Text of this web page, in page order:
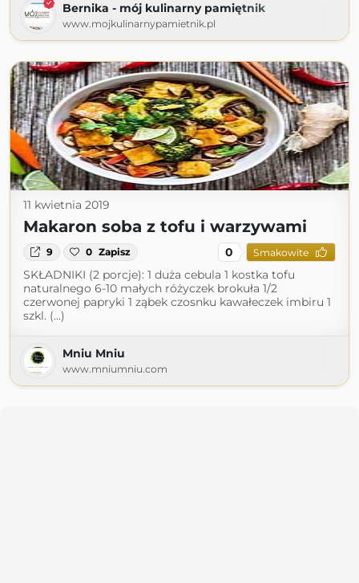
Bernika - mój kulinarny pamiętnik
www.mojkulinarnypamietnik.pl
11 kwietnia 2019
Makaron soba z tofu i warzywami
9 0 Zapisz 0 Smakowite
SKŁADNIKI (2 porcje): 1 duża cebula 1 kostka tofu
naturalnego 6-10 małych różyczek brokuła 1/2
czerwonej papryki 1 ząbek czosnku kawałeczek imbiru 1
szkl. (...)
Mniu Mniu
www.mniumniu.com